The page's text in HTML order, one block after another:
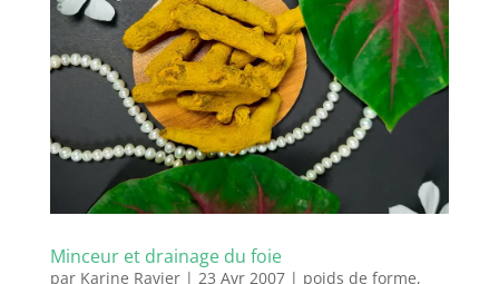
Minceur et drainage du foie
par Karine Ravier| 23 Avr 2007| poids de forme,